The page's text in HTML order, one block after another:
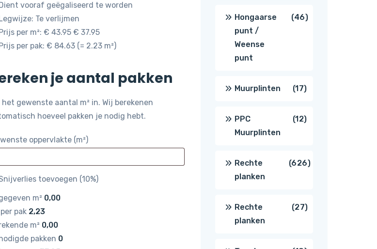
vooraf geëgaliseerd te worden
Te verlijmen
per m²: € 43.95 € 37.95
per pak: € 84.63 (= 2.23 m²)
je aantal pakken
het gewenste aantal m² in. Wij berekenen
hoeveel pakken je nodig hebt.
oppervlakte (m²)
toevoegen (10%)
m² 0,00
per pak 2,23
m² 0,00
pakken 0
Hongaarse
punt /
Weense
punt
4646
Muurplinten 1717
producten
PPC
Muurplinten
1212
Rechte
planken
626626
Rechte
planken
2727